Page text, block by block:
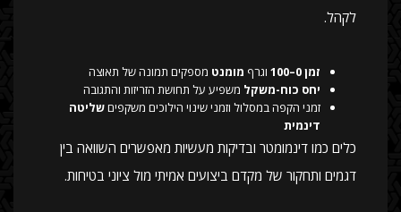
לקהל.
זמן 0–100 וגרף מומנט מספקים תמונה של תאוצה
יחס כוח-משקל משפיע על תחושת הזריזות והתגובה
זמני הקפה במסלול וזמני שינוי הילוכים משקפיםשליטה
דינמית
כלים כמו דינמומטר ובדיקות מעשיות מאפשרים השוואה בין
דגמים ותחקור של מקדם ביצועים אמיתי מול ציוני בטיחות.